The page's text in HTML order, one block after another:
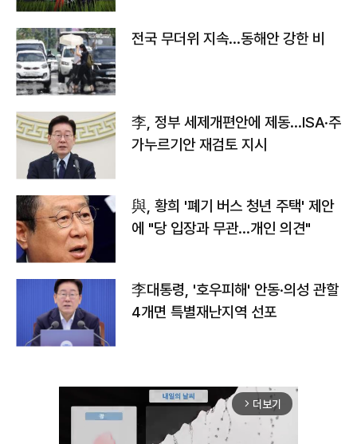
전국 무더위 지속…동해안 강한 비
李, 정부 세제개편안에 제동…ISA·주
가누르기안 재검토 지시
與, 황희 '폐기 버스 청년 주택' 제안
에 "당 입장과 무관…개인 의견"
李대통령, '호우피해' 안동·의성 관할
4개면 특별재난지역 선포
arrow_forward_ios 더보기